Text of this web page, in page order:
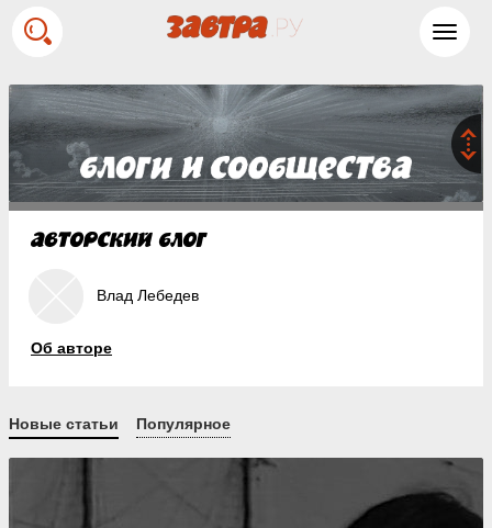
Влад Лебедев
Об авторе
Новые статьи Популярное